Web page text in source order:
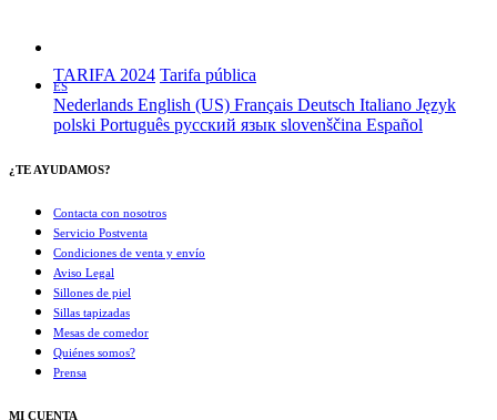
TARIFA 2024 Tarifa pública
ES
Nederlands English (US) Français Deutsch Italiano Język
polski Português русский язык slovenščina Español
¿TE AYUDAMOS?
Contacta con nosotros
Servicio Postventa
Condiciones de venta y envío
Aviso Legal
Sillones de piel
Sillas tapizadas
Mesas de comedor
Quiénes somos?
Prensa
MI CUENTA